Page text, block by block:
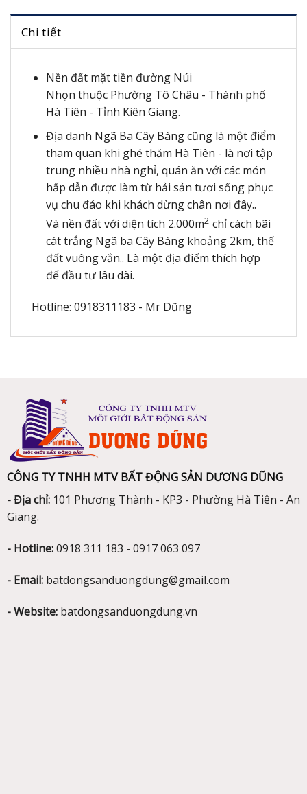
Chi tiết
Nền đất mặt tiền đường Núi
Nhọn thuộc Phường Tô Châu - Thành phố
Hà Tiên - Tỉnh Kiên Giang.
Địa danh Ngã Ba Cây Bàng cũng là một điểm
tham quan khi ghé thăm Hà Tiên - là nơi tập
trung nhiều nhà nghỉ, quán ăn với các món
hấp dẫn được làm từ hải sản tươi sống phục
vụ chu đáo khi khách dừng chân nơi đây..
Và nền đất với diện tích 2.000m2 chỉ cách bãi
cát trắng Ngã ba Cây Bàng khoảng 2km, thế
đất vuông vắn.. Là một địa điểm thích hợp
để đầu tư lâu dài.
Hotline: 0918311183 - Mr Dũng
CÔNG TY TNHH MTV BẤT ĐỘNG SẢN DƯƠNG DŨNG
- Địa chỉ:101 Phương Thành - KP3 - Phường Hà Tiên - An
Giang.
- Hotline:0918 311 183 - 0917 063 097
- Email:batdongsanduongdung@gmail.com
- Website:batdongsanduongdung.vn